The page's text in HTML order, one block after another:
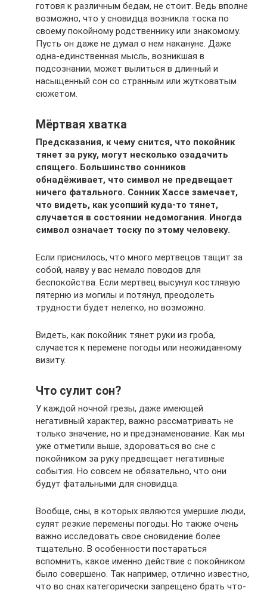
готовя к различным бедам, не стоит. Ведь вполне
возможно, что у сновидца возникла тоска по
своему покойному родственнику или знакомому.
Пусть он даже не думал о нем накануне. Даже
одна-единственная мысль, возникшая в
подсознании, может вылиться в длинный и
насыщенный сон со странным или жутковатым
сюжетом.
Мёртвая хватка
Предсказания, к чему снится, что покойник
тянет за руку, могут несколько озадачить
спящего. Большинство сонников
обнадёживает, что символ не предвещает
ничего фатального. Сонник Хассе замечает,
что видеть, как усопший куда-то тянет,
случается в состоянии недомогания. Иногда
символ означает тоску по этому человеку.
Если приснилось, что много мертвецов тащит за
собой, наяву у вас немало поводов для
беспокойства. Если мертвец высунул костлявую
пятерню из могилы и потянул, преодолеть
трудности будет нелегко, но возможно.
Видеть, как покойник тянет руки из гроба,
случается к перемене погоды или неожиданному
визиту.
Что сулит сон?
У каждой ночной грезы, даже имеющей
негативный характер, важно рассматривать не
только значение, но и предзнаменование. Как мы
уже отметили выше, здороваться во сне с
покойником за руку предвещает негативные
события. Но совсем не обязательно, что они
будут фатальными для сновидца.
Вообще, сны, в которых являются умершие люди,
сулят резкие перемены погоды. Но также очень
важно исследовать свое сновидение более
тщательно. В особенности постараться
вспомнить, какое именно действие с покойником
было совершено. Так например, отлично известно,
что во снах категорически запрещено брать что-